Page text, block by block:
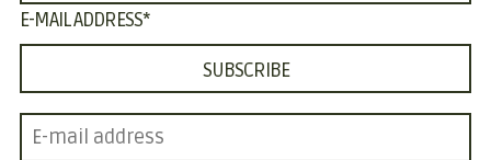
PFLICHTFELD
E-MAIL ADDRESS*